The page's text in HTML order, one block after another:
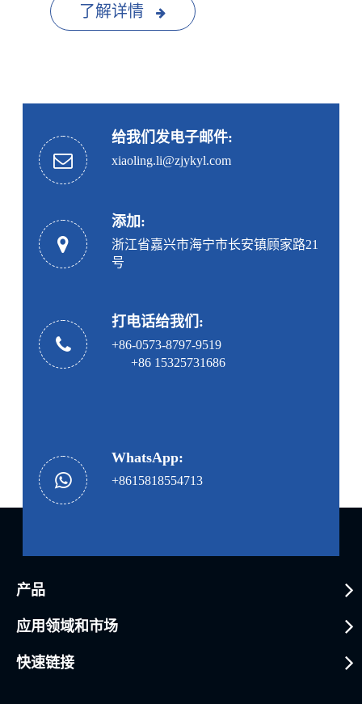
了解详情
给我们发电子邮件:
xiaoling.li@zjykyl.com
添加:
浙江省嘉兴市海宁市长安镇顾家路21
号
打电话给我们:
+86-0573-8797-9519
+86 15325731686
WhatsApp:
+8615818554713
产品
应用领域和市场
快速链接